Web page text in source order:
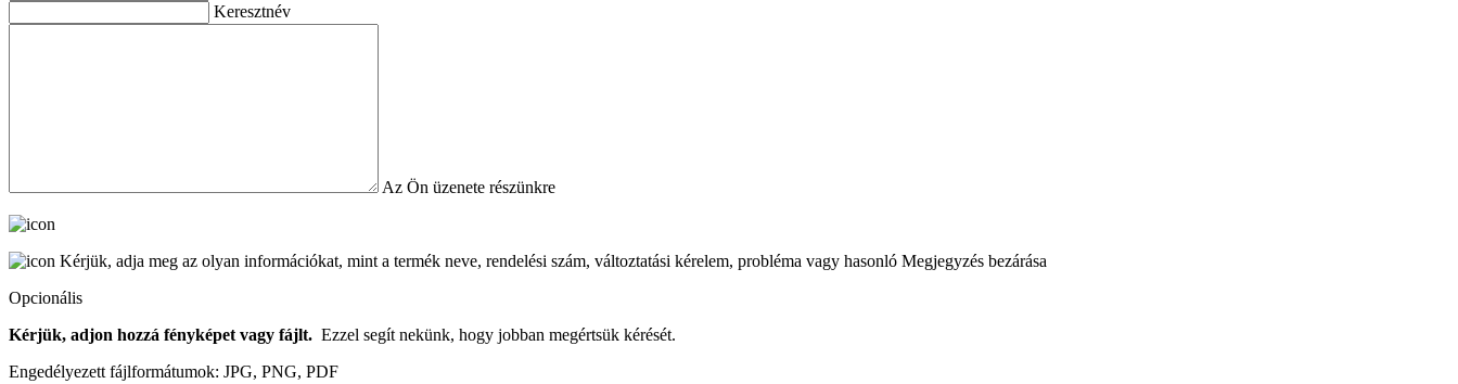
Keresztnév
Az Ön üzenete részünkre
Kérjük, adja meg az olyan információkat, mint a termék neve, rendelési szám, változtatási kérelem, probléma vagy hasonló Megjegyzés bezárása
Opcionális
Kérjük, adjon hozzá fényképet vagy fájlt. Ezzel segít nekünk, hogy jobban megértsük kérését.
Engedélyezett fájlformátumok: JPG, PNG, PDF